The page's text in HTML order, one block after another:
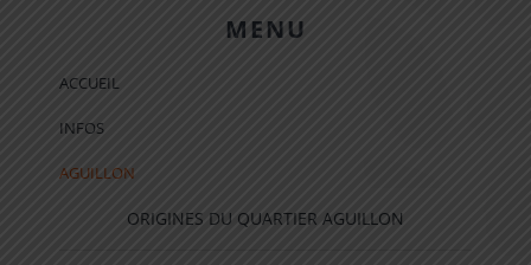
MENU
ACCUEIL
INFOS
AGUILLON
ORIGINES DU QUARTIER AGUILLON